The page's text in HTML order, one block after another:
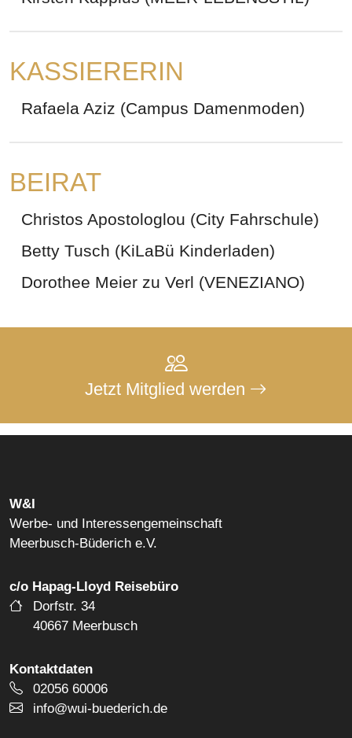
KASSIERERIN
Rafaela Aziz (Campus Damenmoden)
BEIRAT
Christos Apostologlou (City Fahrschule)
Betty Tusch (KiLaBü Kinderladen)
Dorothee Meier zu Verl (VENEZIANO)
Jetzt Mitglied werden
W&I
Werbe- und Interessengemeinschaft
Meerbusch-Büderich e.V.
c/o Hapag-Lloyd Reisebüro
Dorfstr. 34
40667 Meerbusch
Kontaktdaten
Telefonnummer
02056 60006
E-Mail Adresse
info@wui-buederich.de